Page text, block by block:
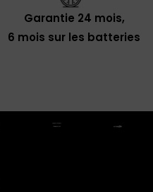
Garantie 24 mois,
6 mois sur les batteries